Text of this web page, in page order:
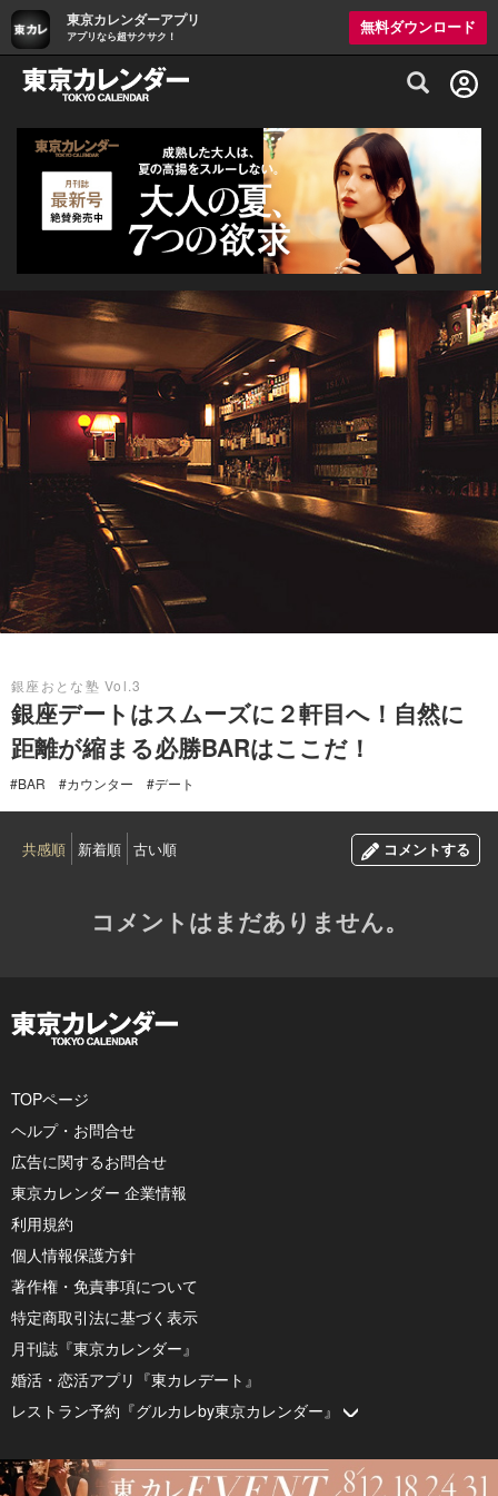
東京カレンダーアプリ
アプリなら超サクサク！
無料ダウンロード
グルメ情報・プレミアムレストラン予約
銀座おとな塾 Vol.3
銀座デートはスムーズに２軒目へ！自然に
距離が縮まる必勝BARはここだ！
#BAR #カウンター #デート
共感順 新着順 古い順 コメントする
コメントはまだありません。
TOPページ
ヘルプ・お問合せ
広告に関するお問合せ
東京カレンダー 企業情報
利用規約
個人情報保護方針
著作権・免責事項について
特定商取引法に基づく表示
月刊誌『東京カレンダー』
婚活・恋活アプリ『東カレデート』
レストラン予約『グルカレby東京カレンダー』